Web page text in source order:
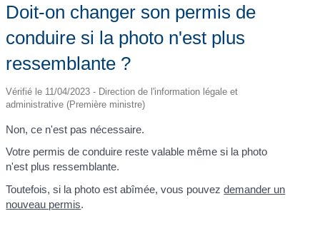
Doit-on changer son permis de
conduire si la photo n'est plus
ressemblante ?
Vérifié le 11/04/2023 - Direction de l'information légale et
administrative (Première ministre)
Non, ce n'est pas nécessaire.
Votre permis de conduire reste valable même si la photo
n'est plus ressemblante.
Toutefois, si la photo est abîmée, vous pouvezdemander un
nouveau permis.